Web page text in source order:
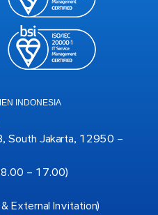
INDONESIA
South Jakarta, 12950 –
– 17.00)
External Invitation)